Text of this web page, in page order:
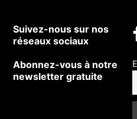
Suivez-nous sur nos
réseaux sociaux
Abonnez-vous à notre
newsletter gratuite